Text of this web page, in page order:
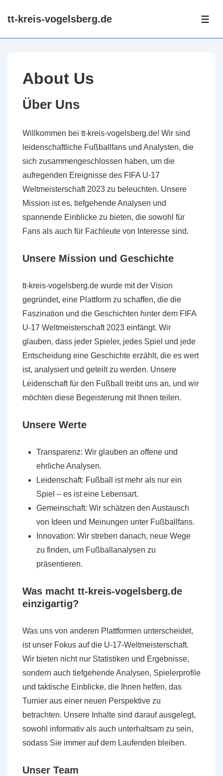
Skiptt-kreis-vogelsberg.de
About Us
Über Uns
Willkommen bei tt-kreis-vogelsberg.de! Wir sind
leidenschaftliche Fußballfans und Analysten, die
sich zusammengeschlossen haben, um die
aufregenden Ereignisse des FIFA U-17
Weltmeisterschaft 2023 zu beleuchten. Unsere
Mission ist es, tiefgehende Analysen und
spannende Einblicke zu bieten, die sowohl für
Fans als auch für Fachleute von Interesse sind.
Unsere Mission und Geschichte
tt-kreis-vogelsberg.de wurde mit der Vision
gegründet, eine Plattform zu schaffen, die die
Faszination und die Geschichten hinter dem FIFA
U-17 Weltmeisterschaft 2023 einfängt. Wir
glauben, dass jeder Spieler, jedes Spiel und jede
Entscheidung eine Geschichte erzählt, die es wert
ist, analysiert und geteilt zu werden. Unsere
Leidenschaft für den Fußball treibt uns an, und wir
möchten diese Begeisterung mit Ihnen teilen.
Unsere Werte
Transparenz: Wir glauben an offene und
ehrliche Analysen.
Leidenschaft: Fußball ist mehr als nur ein
Spiel – es ist eine Lebensart.
Gemeinschaft: Wir schätzen den Austausch
von Ideen und Meinungen unter Fußballfans.
Innovation: Wir streben danach, neue Wege
zu finden, um Fußballanalysen zu
präsentieren.
Was macht tt-kreis-vogelsberg.de
einzigartig?
Was uns von anderen Plattformen unterscheidet,
ist unser Fokus auf die U-17-Weltmeisterschaft.
Wir bieten nicht nur Statistiken und Ergebnisse,
sondern auch tiefgehende Analysen, Spielerprofile
und taktische Einblicke, die Ihnen helfen, das
Turnier aus einer neuen Perspektive zu
betrachten. Unsere Inhalte sind darauf ausgelegt,
sowohl informativ als auch unterhaltsam zu sein,
sodass Sie immer auf dem Laufenden bleiben.
Unser Team